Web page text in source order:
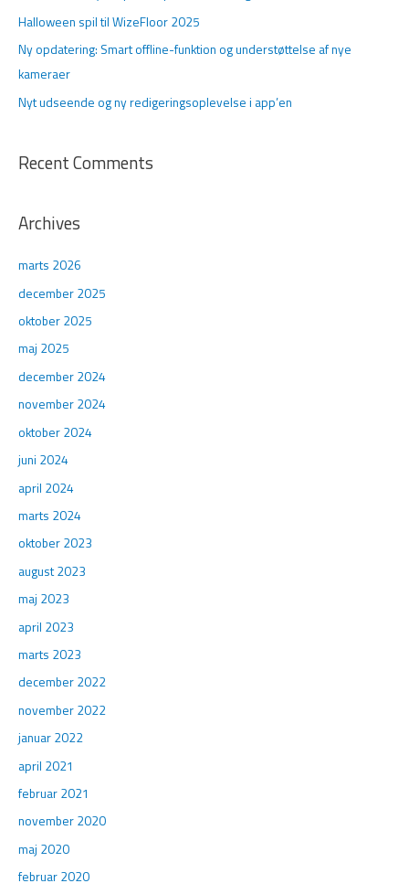
r
:Halloween spil til WizeFloor 2025
Ny opdatering: Smart offline-funktion og understøttelse af nye
kameraer
Nyt udseende og ny redigeringsoplevelse i app’en
Recent Comments
Archives
marts 2026
december 2025
oktober 2025
maj 2025
december 2024
november 2024
oktober 2024
juni 2024
april 2024
marts 2024
oktober 2023
august 2023
maj 2023
april 2023
marts 2023
december 2022
november 2022
januar 2022
april 2021
februar 2021
november 2020
maj 2020
februar 2020